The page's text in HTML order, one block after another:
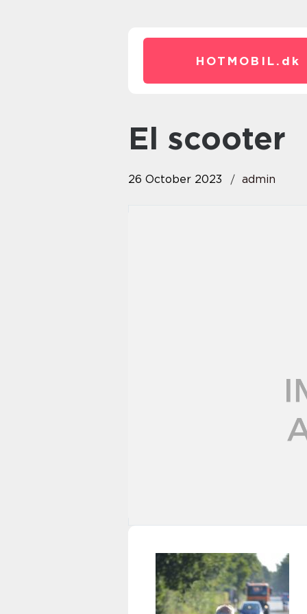
HOTMOBIL. dk
El scooter
26 October 2023 admin